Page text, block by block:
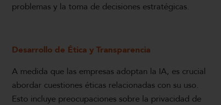
problemas y la toma de decisiones estratégicas.
Desarrollo de Ética y Transparencia
A medida que las empresas adoptan la IA, es crucial
abordar cuestiones éticas relacionadas con su uso.
Esto incluye preocupaciones sobre la privacidad de